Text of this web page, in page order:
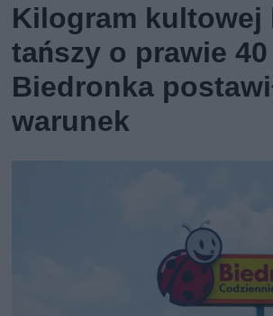
Kilogram kultowej
tańszy o prawie 40
Biedronka
warunek